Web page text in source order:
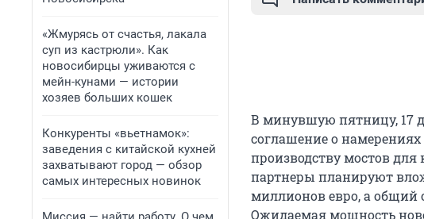
«Жмурясь от счастья, лакала
суп из кастрюли». Как
новосибирцы уживаются с
мейн-кунами — истории
хозяев больших кошек
Конкуренты «вьетнамок»:
заведения с китайской кухней
захватывают город — обзор
самых интересных новинок
В минувшую пятницу, 17
соглашение о
производству мостов
партнеры планируют
миллионов евро, а общий
Ожидаемая мощность